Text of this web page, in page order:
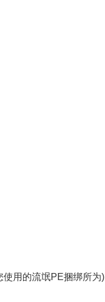
用的流氓PE捆绑所为)